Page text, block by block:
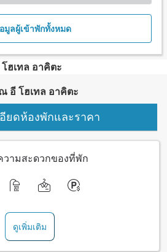
มูลผู้เข้าพักทั้งหมด
ฮเทล อาคิตะ
อี โฮเทล อาคิตะ
ยดห้องพักและราคา
วามสะดวกของที่พัก
ดูเพิ่มเติม